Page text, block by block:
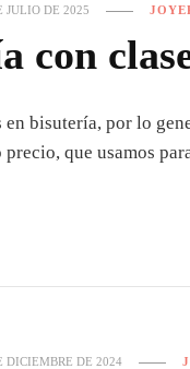
JULIO DE 2025
con
en bisutería, por lo
precio, que usamos
DICIEMBRE DE 2024